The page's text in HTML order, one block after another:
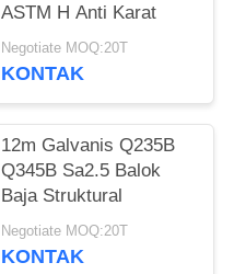
ASTM H Anti Karat
Negotiate MOQ:20T
KONTAK
12m Galvanis Q235B
Q345B Sa2.5 Balok
Baja Struktural
Negotiate MOQ:20T
KONTAK